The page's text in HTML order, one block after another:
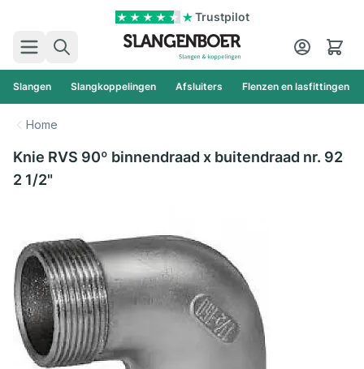
Trustpilot
Zoek
Cart
Slangen Slangkoppelingen Afsluiters Flenzen en lasfittingen
Home
Knie RVS 90º binnendraad x buitendraad nr. 92
2 1/2"